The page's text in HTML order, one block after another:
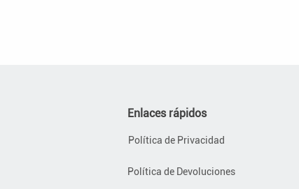
Enlaces rápidos
Política de Privacidad
Política de Devoluciones